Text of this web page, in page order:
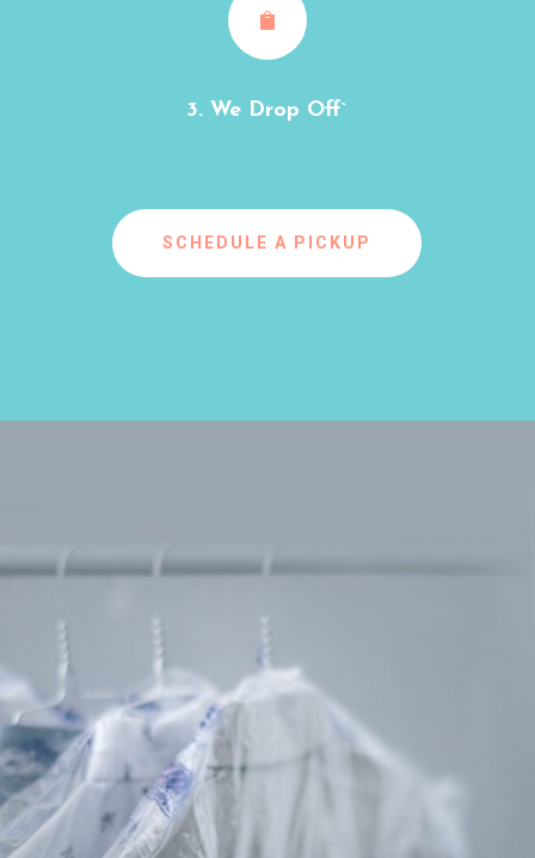

3. We Drop Off`
SCHEDULE A PICKUP